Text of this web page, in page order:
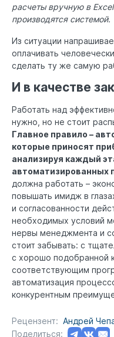
расчеты вручную в
производятся системой.
Из ситуации
оплачивать
сделать ту же самую
И в качестве
Работать над
нужно, но не стоит
Главное правило –
которые приносят
анализируя каждый
автоматизированных
должна работать –
повышать имидж в
и согласованности
необходимых условий
нервы менеджмента и
стоит забывать: с
с хорошо подобранной
соответствующим
автоматизация
конкурентным
Рецензент: Андрей
Поделиться: